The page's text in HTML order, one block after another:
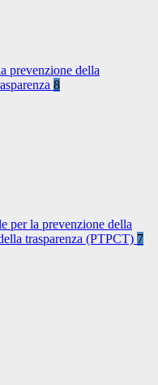
prevenzione della
8
per la prevenzione della
trasparenza (PTPCT) 7